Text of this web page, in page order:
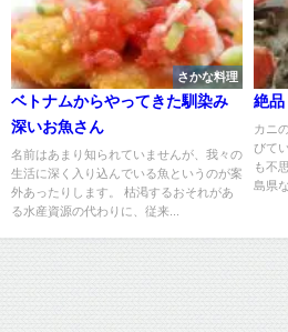
さかな料理
ベトナムからやってきた馴染み
深いお魚さん
名前はあまり知られていませんが、我々の
生活に深く入り込んでいる魚というのが案
外あったりします。 枯渇するおそれがあ
る水産資源の代わりに、従来...
絶品
カニ
びて
も不
島県